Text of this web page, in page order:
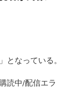
となっている。
読中/配信エラ